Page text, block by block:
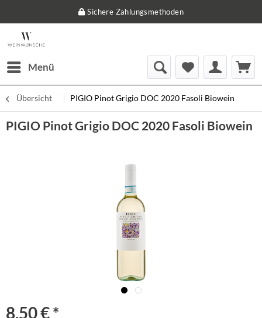
Sichere Zahlungsmethoden
Menü
Übersicht PIGIO Pinot Grigio DOC 2020 Fasoli Biowein
PIGIO Pinot Grigio DOC 2020 Fasoli Biowein
8,50 € *